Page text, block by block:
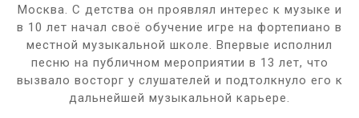
Москва. С детства он проявлял интерес к музыке и
в 10 лет начал своё обучение игре на фортепиано в
местной музыкальной школе. Впервые исполнил
песню на публичном мероприятии в 13 лет, что
вызвало восторг у слушателей и подтолкнуло его к
дальнейшей музыкальной карьере.